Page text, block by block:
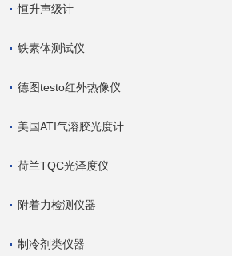
恒升声级计
铁素体测试仪
德图testo红外热像仪
美国ATI气溶胶光度计
荷兰TQC光泽度仪
附着力检测仪器
制冷剂类仪器